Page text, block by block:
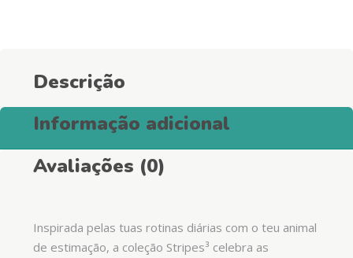
Descrição
Informação adicional
Avaliações (0)
Inspirada pelas tuas rotinas diárias com o teu animal
de estimação, a coleção Stripes³ celebra as